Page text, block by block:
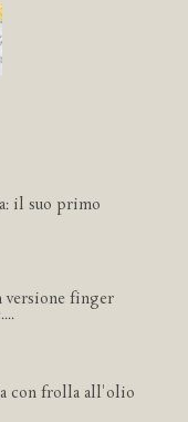
il suo primo
versione finger
con frolla all'olio